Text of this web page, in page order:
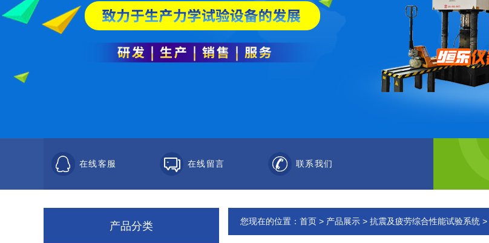
在线客服 在线留言 联系我们
产品分类 您现在的位置： 首页 > 产品展示 > 抗震及疲劳综合性能试验系统 >